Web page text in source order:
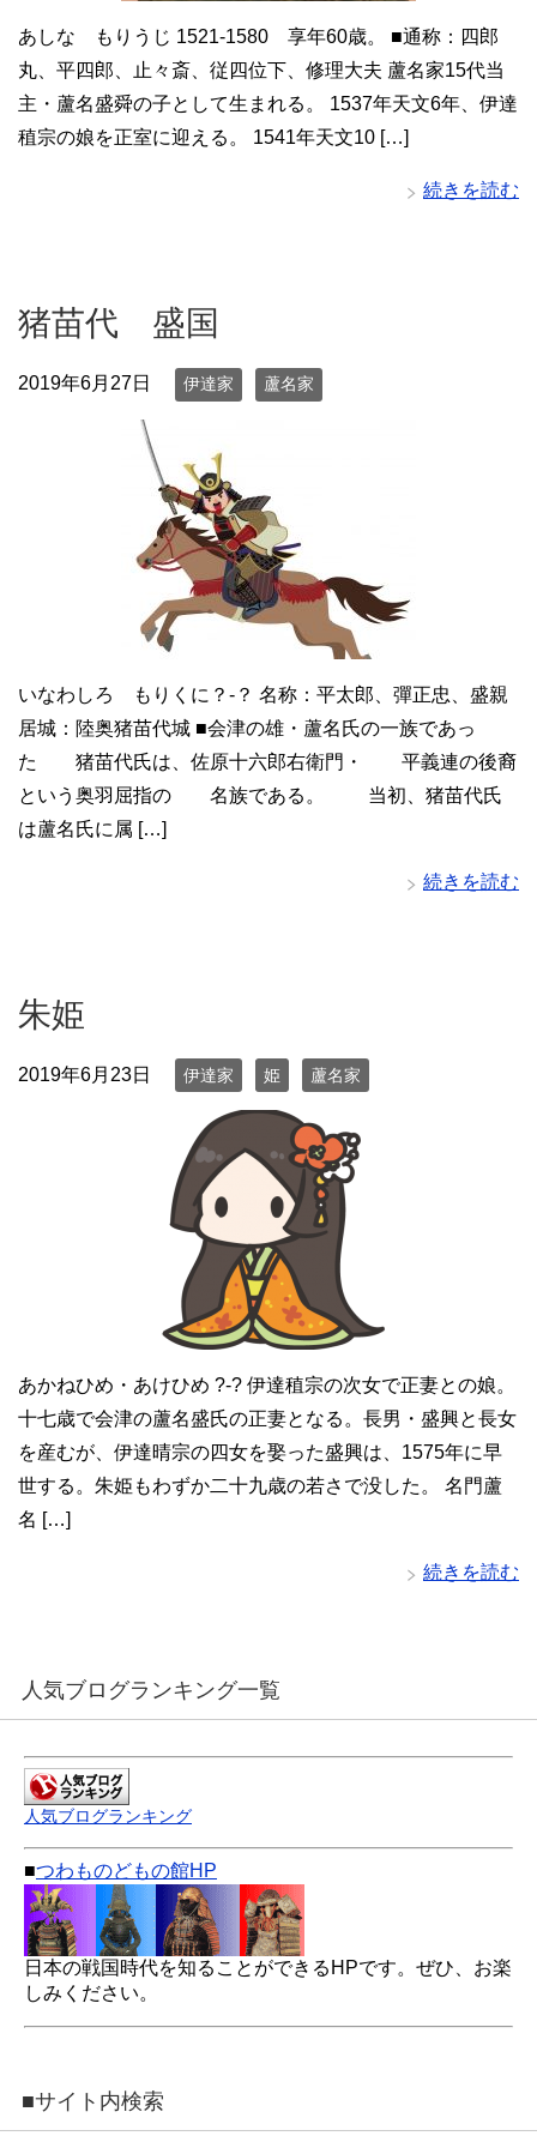
あしな もりうじ 1521-1580 享年60歳。 ■通称：四郎
丸、平四郎、止々斎、従四位下、修理大夫 蘆名家15代当
主・蘆名盛舜の子として生まれる。 1537年天文6年、伊達
稙宗の娘を正室に迎える。 1541年天文10 […]
続きを読む
猪苗代 盛国
2019年6月27日 伊達家 蘆名家
いなわしろ もりくに？-？ 名称：平太郎、彈正忠、盛親
居城：陸奥猪苗代城 ■会津の雄・蘆名氏の一族であっ
た 猪苗代氏は、佐原十六郎右衛門・ 平義連の後裔
という奥羽屈指の 名族である。 当初、猪苗代氏
は蘆名氏に属 […]
続きを読む
朱姫
2019年6月23日 伊達家 姫 蘆名家
あかねひめ・あけひめ ?-? 伊達稙宗の次女で正妻との娘。
十七歳で会津の蘆名盛氏の正妻となる。長男・盛興と長女
を産むが、伊達晴宗の四女を娶った盛興は、1575年に早
世する。朱姫もわずか二十九歳の若さで没した。 名門蘆
名 […]
続きを読む
人気ブログランキング一覧
人気ブログランキング
■つわものどもの館HP
日本の戦国時代を知ることができるHPです。ぜひ、お楽
しみください。
■サイト内検索